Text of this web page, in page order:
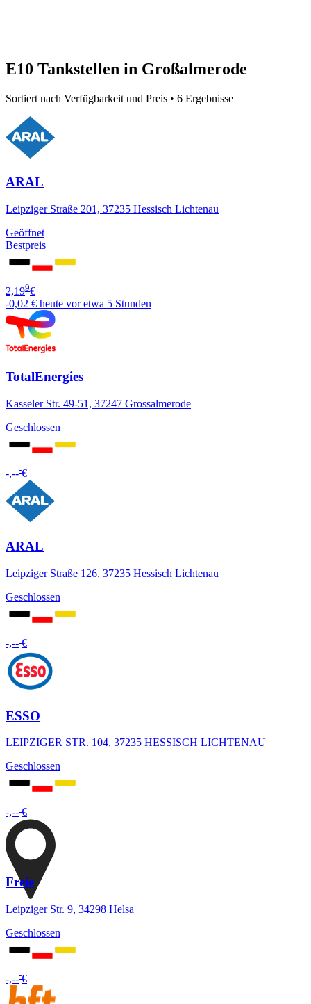
E10 Tankstellen in Großalmerode
Sortiert nach Verfügbarkeit und Preis • 6 Ergebnisse
ARAL
Leipziger Straße 201, 37235 Hessisch Lichtenau
Geöffnet
Bestpreis
2,199€
-0,02 € heute vor etwa 5 Stunden
TotalEnergies
Kasseler Str. 49-51, 37247 Grossalmerode
Geschlossen
-,---€
ARAL
Leipziger Straße 126, 37235 Hessisch Lichtenau
Geschlossen
-,---€
ESSO
LEIPZIGER STR. 104, 37235 HESSISCH LICHTENAU
Geschlossen
-,---€
Freie
Leipziger Str. 9, 34298 Helsa
Geschlossen
-,---€